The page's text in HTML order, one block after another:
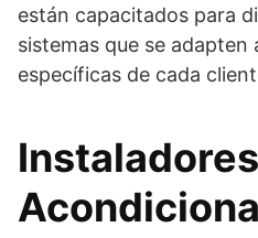
están capacitados para
sistemas que se adapten
específicas de cada